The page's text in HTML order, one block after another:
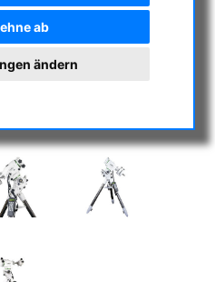
ab
ändern